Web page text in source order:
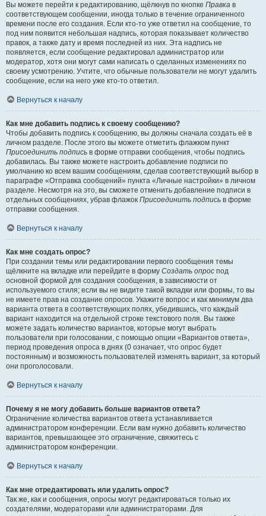
Вы можете перейти к редактированию, щёлкнув по кнопке Правка в
соответствующем сообщении, иногда только в течение ограниченного
времени после его создания. Если кто-то уже ответил на сообщение, то
под ним появится небольшая надпись, которая показывает количество
правок, а также дату и время последней из них. Эта надпись не
появляется, если сообщение редактировал администратор или
модератор, хотя они могут сами написать о сделанных изменениях по
своему усмотрению. Учтите, что обычные пользователи не могут удалить
сообщение, если на него уже кто-то ответил.
Вернуться к началу
Как мне добавить подпись к своему сообщению?
Чтобы добавить подпись к сообщению, вы должны сначала создать её в
личном разделе. После этого вы можете отметить флажком пункт
Присоединить подпись в форме отправки сообщения, чтобы подпись
добавилась. Вы также можете настроить добавление подписи по
умолчанию ко всем вашим сообщениям, сделав соответствующий выбор в
параграфе «Отправка сообщений» пункта «Личные настройки» в личном
разделе. Несмотря на это, вы сможете отменить добавление подписи в
отдельных сообщениях, убрав флажок Присоединить подпись в форме
отправки сообщения.
Вернуться к началу
Как мне создать опрос?
При создании темы или редактировании первого сообщения темы
щёлкните на вкладке или перейдите в форму Создать опрос под
основной формой для создания сообщения, в зависимости от
используемого стиля; если вы не видите такой вкладки или формы, то вы
не имеете прав на создание опросов. Укажите вопрос и как минимум два
варианта ответа в соответствующих полях, убедившись, что каждый
вариант находится на отдельной строке текстового поля. Вы также
можете задать количество вариантов, которые могут выбрать
пользователи при голосовании, с помощью опции «Вариантов ответа»,
период проведения опроса в днях (0 означает, что опрос будет
постоянным) и возможность пользователей изменять вариант, за который
они проголосовали.
Вернуться к началу
Почему я не могу добавить больше вариантов ответа?
Ограничение количества вариантов ответа устанавливается
администратором конференции. Если вам нужно добавить количество
вариантов, превышающее это ограничение, свяжитесь с
администратором конференции.
Вернуться к началу
Как мне отредактировать или удалить опрос?
Так же, как и сообщения, опросы могут редактироваться только их
создателями, модераторами или администраторами. Для